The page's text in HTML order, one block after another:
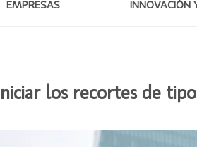
EMPRESAS INNOVACIÓN
los recortes de